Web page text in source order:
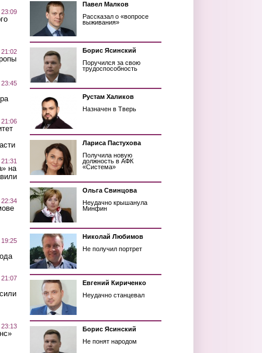
на
Павел Малков
Рассказал о «вопросе
выживания»
Борис Ясинский
Поручился за свою
трудоспособность
Рустам Халиков
Назначен в Тверь
Лариса Пастухова
Получила новую
должность в АФК
«Система»
Ольга Свинцова
Неудачно крышанула
Минфин
Николай Любимов
Не получил портрет
Евгений Кириченко
Неудачно станцевал
Борис Ясинский
Не понят народом